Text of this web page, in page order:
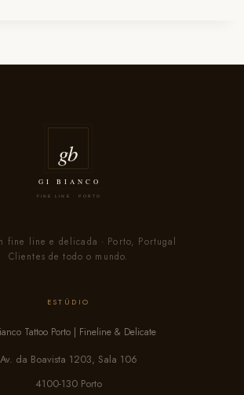
fine line e delicada · Porto, Portugal
Clientes de todo o mundo.
ESTÚDIO
Tattoo Porto | Fineline & Delicate
Av. da Boavista 1203, Sala 106
4100-130 Porto